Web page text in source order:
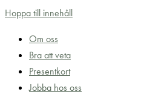
Hoppa till innehåll
Om oss
Bra att veta
Presentkort
Jobba hos oss